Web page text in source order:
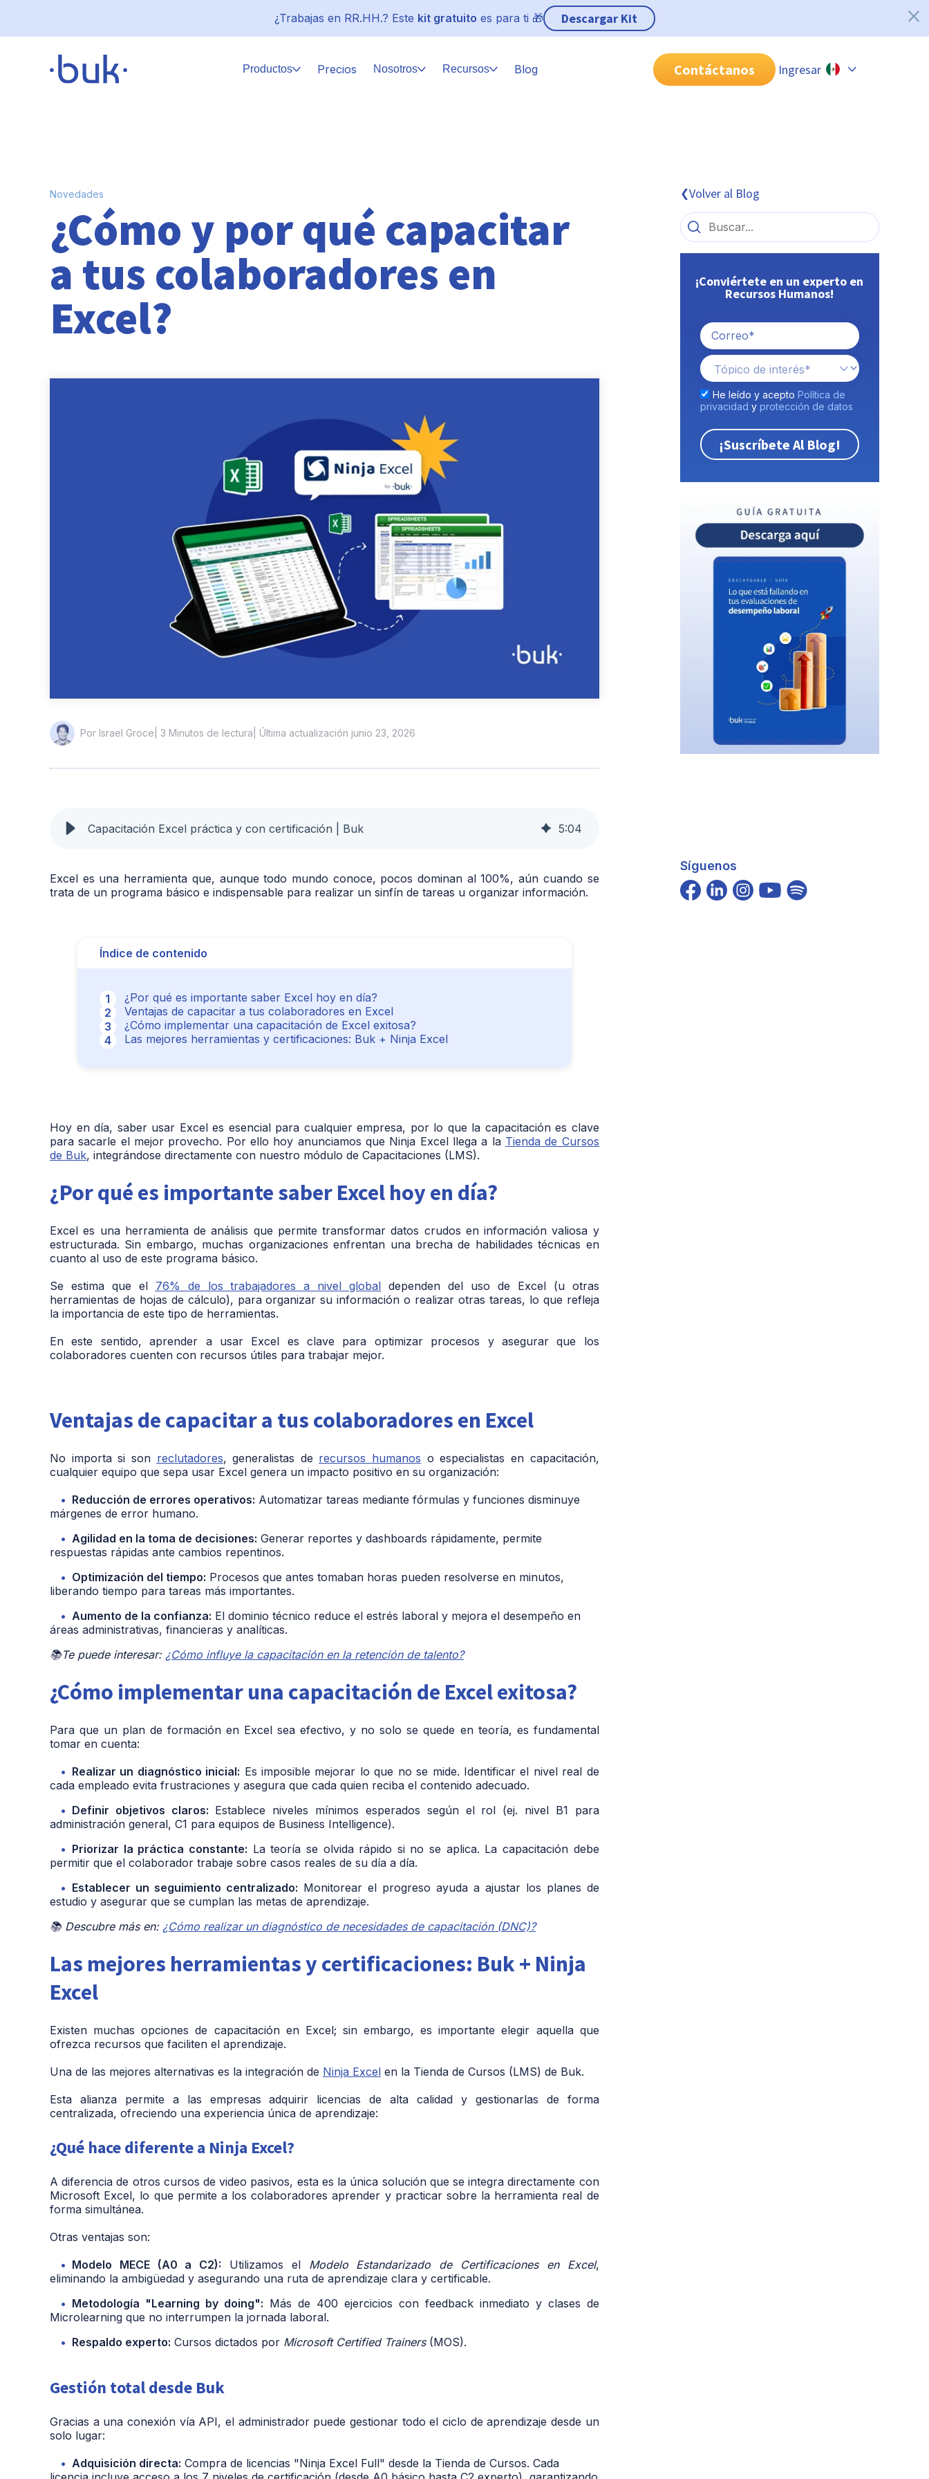
¿Trabajas en RR.HH.? Este kit gratuito es para ti 🎁 Descargar Kit
Productos Precios Nosotros Recursos Blog Contáctanos Ingresar
Brasil
Novedades
¿Cómo y por qué capacitar
a tus colaboradores en
Excel?
Por Israel Groce | 3 Minutos de lectura | Última actualización junio 23, 2026
Capacitación Excel práctica y con certificación | Buk 5:04
Excel es una herramienta que, aunque todo mundo conoce, pocos dominan al 100%, aún cuando se
trata de un programa básico e indispensable para realizar un sinfín de tareas u organizar información.
Índice de contenido
¿Por qué es importante saber Excel hoy en día?
Ventajas de capacitar a tus colaboradores en Excel
¿Cómo implementar una capacitación de Excel exitosa?
Las mejores herramientas y certificaciones: Buk + Ninja Excel
Hoy en día, saber usar Excel es esencial para cualquier empresa, por lo que la capacitación es clave
para sacarle el mejor provecho. Por ello hoy anunciamos que Ninja Excel llega a la Tienda de Cursos
de Buk, integrándose directamente con nuestro módulo de Capacitaciones (LMS).
¿Por qué es importante saber Excel hoy en día?
Excel es una herramienta de análisis que permite transformar datos crudos en información valiosa y
estructurada. Sin embargo, muchas organizaciones enfrentan una brecha de habilidades técnicas en
cuanto al uso de este programa básico.
Se estima que el 76% de los trabajadores a nivel global dependen del uso de Excel (u otras
herramientas de hojas de cálculo), para organizar su información o realizar otras tareas, lo que refleja
la importancia de este tipo de herramientas.
En este sentido, aprender a usar Excel es clave para optimizar procesos y asegurar que los
colaboradores cuenten con recursos útiles para trabajar mejor.
Ventajas de capacitar a tus colaboradores en Excel
No importa si son reclutadores, generalistas de recursos humanos o especialistas en capacitación,
cualquier equipo que sepa usar Excel genera un impacto positivo en su organización:
Reducción de errores operativos: Automatizar tareas mediante fórmulas y funciones disminuye
márgenes de error humano.
Agilidad en la toma de decisiones: Generar reportes y dashboards rápidamente, permite
respuestas rápidas ante cambios repentinos.
Optimización del tiempo: Procesos que antes tomaban horas pueden resolverse en minutos,
liberando tiempo para tareas más importantes.
Aumento de la confianza: El dominio técnico reduce el estrés laboral y mejora el desempeño en
áreas administrativas, financieras y analíticas.
📚Te puede interesar: ¿Cómo influye la capacitación en la retención de talento?
¿Cómo implementar una capacitación de Excel exitosa?
Para que un plan de formación en Excel sea efectivo, y no solo se quede en teoría, es fundamental
tomar en cuenta:
Realizar un diagnóstico inicial: Es imposible mejorar lo que no se mide. Identificar el nivel real de
cada empleado evita frustraciones y asegura que cada quien reciba el contenido adecuado.
Definir objetivos claros: Establece niveles mínimos esperados según el rol (ej. nivel B1 para
administración general, C1 para equipos de Business Intelligence).
Priorizar la práctica constante: La teoría se olvida rápido si no se aplica. La capacitación debe
permitir que el colaborador trabaje sobre casos reales de su día a día.
Establecer un seguimiento centralizado: Monitorear el progreso ayuda a ajustar los planes de
estudio y asegurar que se cumplan las metas de aprendizaje.
📚 Descubre más en: ¿Cómo realizar un diagnóstico de necesidades de capacitación (DNC)?
Las mejores herramientas y certificaciones: Buk + Ninja
Excel
Existen muchas opciones de capacitación en Excel; sin embargo, es importante elegir aquella que
ofrezca recursos que faciliten el aprendizaje.
Una de las mejores alternativas es la integración de Ninja Excel en la Tienda de Cursos (LMS) de Buk.
Esta alianza permite a las empresas adquirir licencias de alta calidad y gestionarlas de forma
centralizada, ofreciendo una experiencia única de aprendizaje:
¿Qué hace diferente a Ninja Excel?
A diferencia de otros cursos de video pasivos, esta es la única solución que se integra directamente con
Microsoft Excel, lo que permite a los colaboradores aprender y practicar sobre la herramienta real de
forma simultánea.
Otras ventajas son:
Modelo MECE (A0 a C2): Utilizamos el Modelo Estandarizado de Certificaciones en Excel,
eliminando la ambigüedad y asegurando una ruta de aprendizaje clara y certificable.
Metodología "Learning by doing": Más de 400 ejercicios con feedback inmediato y clases de
Microlearning que no interrumpen la jornada laboral.
Respaldo experto: Cursos dictados por Microsoft Certified Trainers(MOS).
Gestión total desde Buk
Gracias a una conexión vía API, el administrador puede gestionar todo el ciclo de aprendizaje desde un
solo lugar:
Adquisición directa: Compra de licencias "Ninja Excel Full" desde la Tienda de Cursos. Cada
❮Volver al Blog
¡Conviértete en un experto en
Recursos Humanos!
He leído y acepto Política de
privacidad y protección de datos
Síguenos